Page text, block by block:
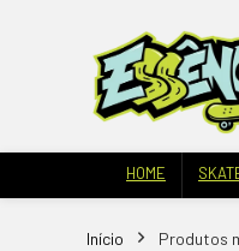
HOME
Início Produtos